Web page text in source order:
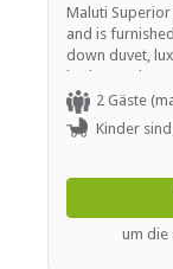
Maluti
and is
down duvet,
bathroom has
suite, coffee
DStv hotel
2 Gäste
Kinder
um die